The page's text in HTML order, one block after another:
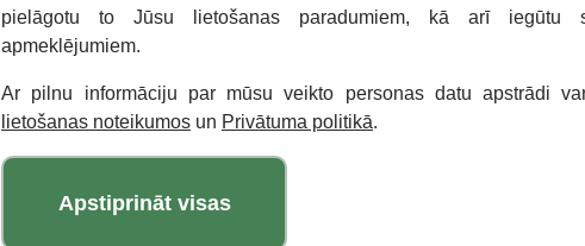
pielāgotu to Jūsu lietošanas paradumiem, kā arī iegūtu
apmeklējumiem.
Ar pilnu informāciju par mūsu veikto personas datu apstrādi
lietošanas noteikumos un Privātuma politikā.
Apstiprināt visas